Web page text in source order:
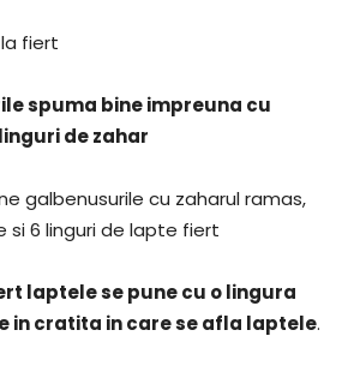
fiert
spuma bine impreuna cu
de zahar
galbenusurile cu zaharul ramas,
si 6 linguri de lapte fiert
laptele se pune cu o lingura
in cratita in care se afla laptele.